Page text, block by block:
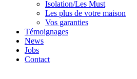
Isolation/Les Must
Les plus de votre maison
Vos garanties
Témoignages
News
Jobs
Contact